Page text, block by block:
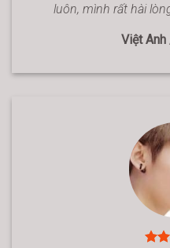
luôn, mình rất hài
Việt Anh